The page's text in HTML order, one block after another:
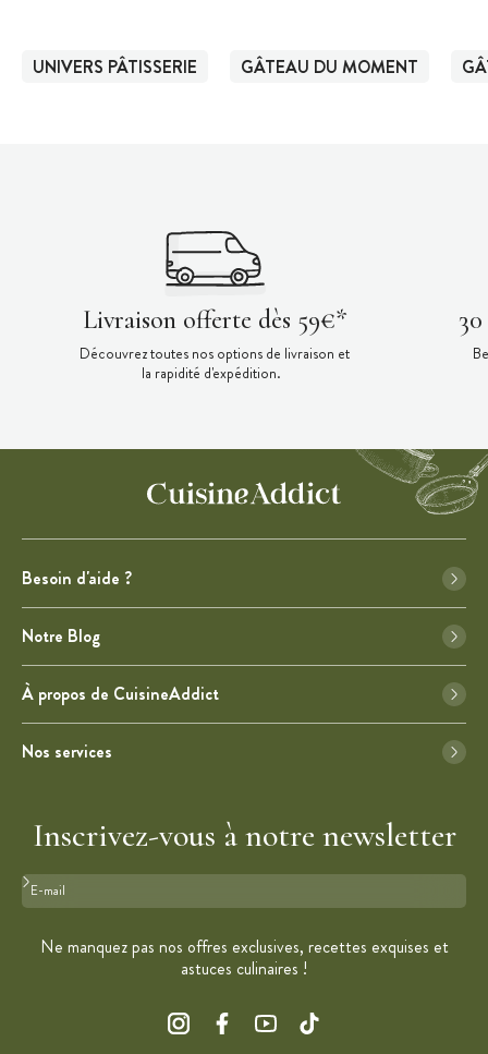
UNIVERS PÂTISSERIE GÂTEAU DU MOMENT
Livraison offerte dès 59€*
Découvrez toutes nos options de livraison et
la rapidité d'expédition.
Besoin d'aide ?
Notre Blog
À propos de CuisineAddict
Nos services
Inscrivez-vous à notre newsletter
Format : adresse@email.com
Ne manquez pas nos offres exclusives, recettes exquises et
astuces culinaires !